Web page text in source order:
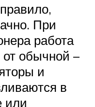
При
работа
от обычной –
и
в
или